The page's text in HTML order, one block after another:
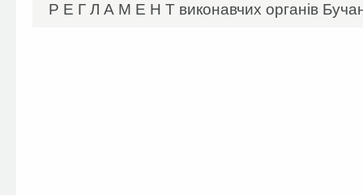
Р Е Г Л А М Е Н Т виконавчих органів